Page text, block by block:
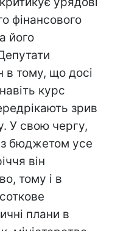
фінансового
його
в тому, що досі
курс
зрив
У свою чергу,
бюджетом усе
він
тому і в
плани в